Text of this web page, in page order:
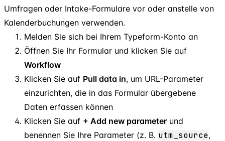
Umfragen oder Intake-Formulare vor oder anstelle von
Kalenderbuchungen verwenden.
Melden Sie sich bei Ihrem Typeform-Konto an
Öffnen Sie Ihr Formular und klicken Sie auf
Workflow
Klicken Sie auf Pull data in, um URL-Parameter
einzurichten, die in das Formular übergebene
Daten erfassen können
Klicken Sie auf + Add new parameter und
benennen Sie Ihre Parameter (z. B. utm source,